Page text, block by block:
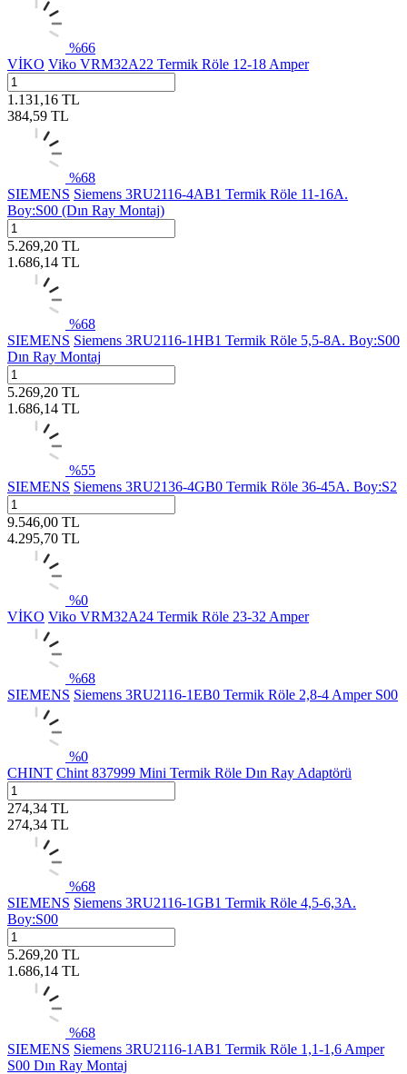
%66
VİKO Viko VRM32A22 Termik Röle 12-18 Amper
1.131,16 TL
384,59 TL
%68
SIEMENS Siemens 3RU2116-4AB1 Termik Röle 11-16A.
Boy:S00 (Dın Ray Montaj)
5.269,20 TL
1.686,14 TL
%68
SIEMENS Siemens 3RU2116-1HB1 Termik Röle 5,5-8A. Boy:S00
Dın Ray Montaj
5.269,20 TL
1.686,14 TL
%55
SIEMENS Siemens 3RU2136-4GB0 Termik Röle 36-45A. Boy:S2
9.546,00 TL
4.295,70 TL
%0
VİKO Viko VRM32A24 Termik Röle 23-32 Amper
%68
SIEMENS Siemens 3RU2116-1EB0 Termik Röle 2,8-4 Amper S00
%0
CHINT Chint 837999 Mini Termik Röle Dın Ray Adaptörü
274,34 TL
274,34 TL
%68
SIEMENS Siemens 3RU2116-1GB1 Termik Röle 4,5-6,3A.
Boy:S00
5.269,20 TL
1.686,14 TL
%68
SIEMENS Siemens 3RU2116-1AB1 Termik Röle 1,1-1,6 Amper
S00 Dın Ray Montaj